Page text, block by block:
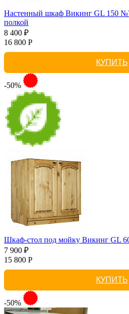
Настенный шкаф Викинг GL 150 №7
полкой
8 400 ₽
16 800 Р
КУПИТЬ
-50%
Шкаф-стол под мойку Викинг GL
7 900 ₽
15 800 Р
КУПИТЬ
-50%